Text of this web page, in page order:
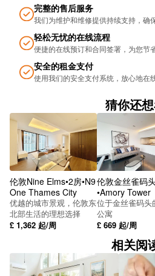
Metro Bull Street
Leon (Leon, Birmingham New Street
Ernest St (Stop Hh1)
Tower St
Birmingham New Street Station
The Square Peg Stop Bs6
SUBWAY
Colmore Circus (Stop Sh7)
Smallbrook Queensway (Stop Ns5)
完整的售后服务
我们为维护和维修提供持续支持，确
轻松无忧的在线流程
便捷的在线预订和合同签署，为您节
安全的租金支付
使用我们的安全支付系统，放心地在
猜你还
伦敦Nine Elms•2房•N9
One Thames City
优越的城市景观，伦敦东
北部生活的理想选择
£ 1,362 起/周
伦敦金丝雀码
•Amory Tower
位于金丝雀码头
公寓
£ 669 起/周
相关阅